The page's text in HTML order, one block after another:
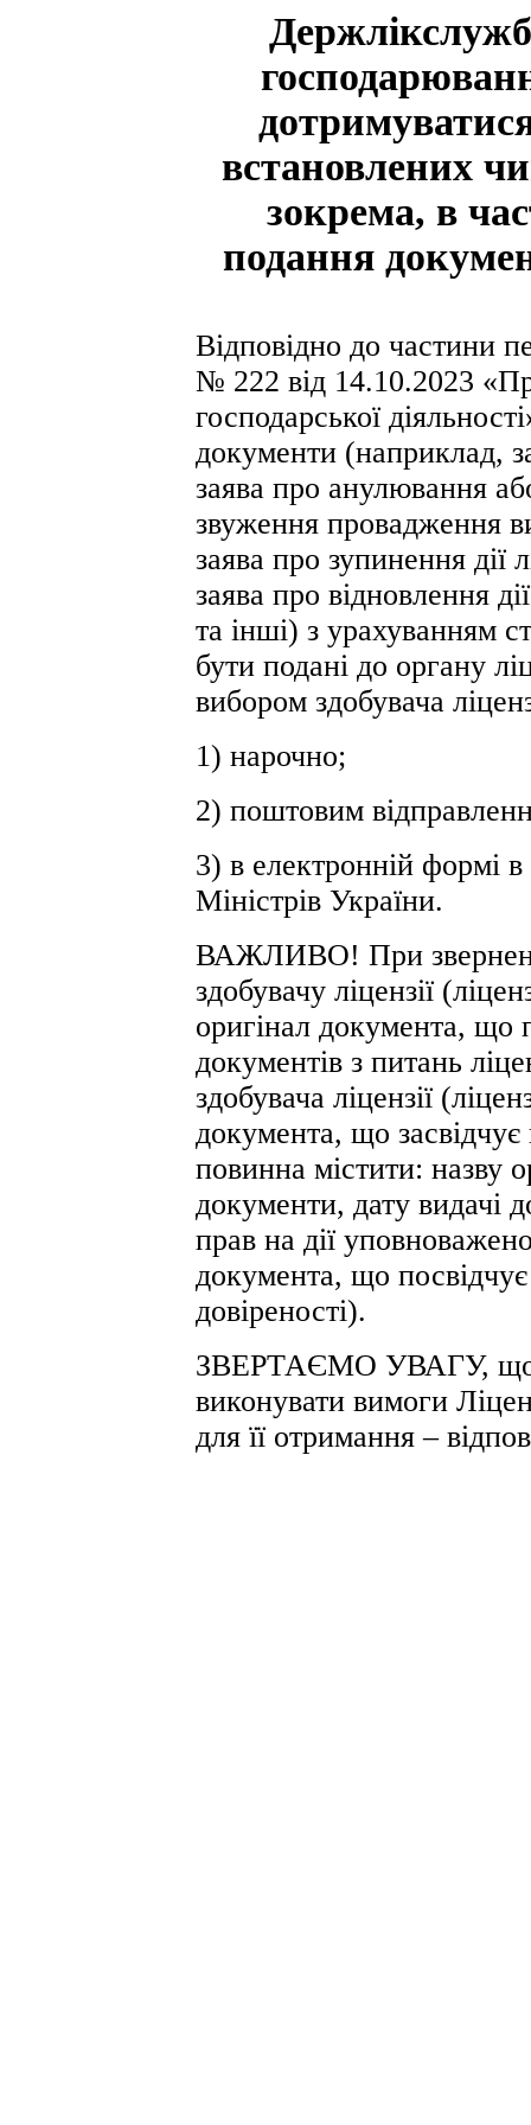
встановлених
зокрема, в
подання
Відповідно до частини
№ 222 від 14.10.2023
господарської
документи (наприклад,
заява про анулювання
звуження провадження
заява про зупинення дії
заява про відновлення
та інші) з урахуванням
бути подані до органу
вибором здобувача
1) нарочно;
2) поштовим
3) в електронній формі
Міністрів України.
ВАЖЛИВО! При
здобувачу ліцензії
оригінал документа, що
документів з питань
здобувача ліцензії
документа, що
повинна містити: назву
документи, дату видачі
прав на дії
документа, що
довіреності).
ЗВЕРТАЄМО УВАГУ, що
виконувати вимоги
для її отримання –